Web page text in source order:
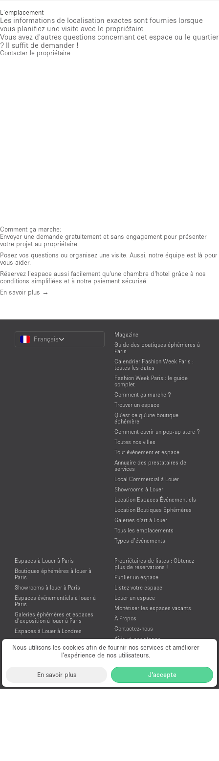
Nous utilisons les cookies afin de fournir nos services et améliorer
l’expérience de nos utilisateurs.
En savoir plus J'accepte
L'emplacement
Les informations de localisation exactes sont fournies lorsque
vous planifiez une visite avec le propriétaire.
Vous avez d'autres questions concernant cet espace ou le quartier
? Il suffit de demander !
Contacter le propriétaire
Comment ça marche:
Envoyer une demande gratuitement et sans engagement pour présenter
votre projet au propriétaire.
Posez vos questions ou organisez une visite. Aussi, notre équipe est là pour
vous aider.
Réservez l'espace aussi facilement qu'une chambre d'hotel grâce à nos
conditions simplifiées et à notre paiement sécurisé.
En savoir plus →
Choose
Language
Français
Magazine
Guide des boutiques éphémères à
Paris
Calendrier Fashion Week Paris :
toutes les dates
Fashion Week Paris : le guide
complet
Comment ça marche ?
Trouver un espace
Qu'est ce qu'une boutique
éphémère
Comment ouvrir un pop-up store ?
Toutes nos villes
Tout événement et espace
Annuaire des prestataires de
services
Local Commercial à Louer
Showrooms à Louer
Location Espaces Événementiels
Location Boutiques Ephémères
Galeries d'art à Louer
Tous les emplacements
Types d’événements
Espaces à Louer à Paris
Boutiques éphémères à louer à
Paris
Showrooms à louer à Paris
Espaces événementiels à louer à
Paris
Galeries éphémères et espaces
d’exposition à louer à Paris
Espaces à Louer à Londres
Espaces à Louer à New York
Espaces à Louer à San Francisco
Espaces à Louer à Amsterdam
Propriétaires de listes : Obtenez
plus de réservations !
Publier un espace
Listez votre espace
Louer un espace
Monétiser les espaces vacants
À Propos
Contactez-nous
Aide et assistance
Conditions générales d'utilisation
Mentions légales
Politique de confidentialité